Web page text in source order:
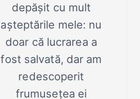
depășit cu mult
așteptările mele: nu
doar că lucrarea a
fost salvată, dar am
redescoperit
frumusețea ei